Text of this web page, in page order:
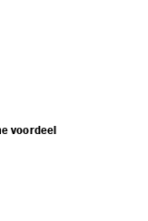
voordeel